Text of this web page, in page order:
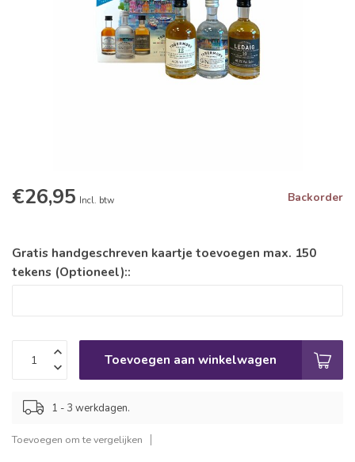
€26,95 Incl. btw Backorder
Gratis handgeschreven kaartje toevoegen max. 150
tekens (Optioneel)::
Toevoegen aan winkelwagen
1 - 3 werkdagen.
Toevoegen om te vergelijken